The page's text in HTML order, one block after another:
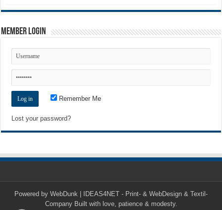
Member Login
Remember Me
Lost your password?
Powered by WebDunk | IDEAS4NET - Print- & WebDesign & Textil-
CompanyBuilt with love, patience & modesty.